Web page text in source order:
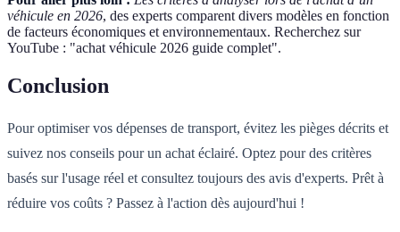
véhicule en 2026, des experts comparent divers modèles en fonction
de facteurs économiques et environnementaux. Recherchez sur
YouTube : "achat véhicule 2026 guide complet".
Conclusion
Pour optimiser vos dépenses de transport, évitez les pièges décrits et
suivez nos conseils pour un achat éclairé. Optez pour des critères
basés sur l'usage réel et consultez toujours des avis d'experts. Prêt à
réduire vos coûts ? Passez à l'action dès aujourd'hui !